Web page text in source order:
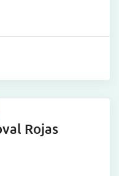
Rojas